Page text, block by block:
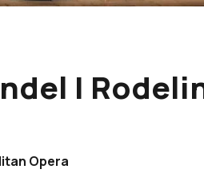
|
Opera